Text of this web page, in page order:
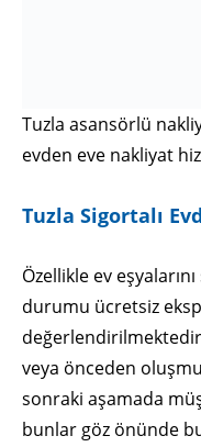
Tuzla asansörlü
evden eve nakliyat
Tuzla Sigortalı
Özellikle ev
durumu ücretsiz
veya önceden
sonraki aşamada
bunlar göz önünde